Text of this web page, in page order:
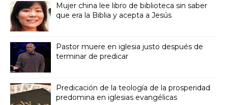
Mujer china lee libro de biblioteca sin saber
que era la Biblia y acepta a Jesús
Pastor muere en iglesia justo después de
terminar de predicar
Predicación de la teología de la prosperidad
predomina en iglesias evangélicas